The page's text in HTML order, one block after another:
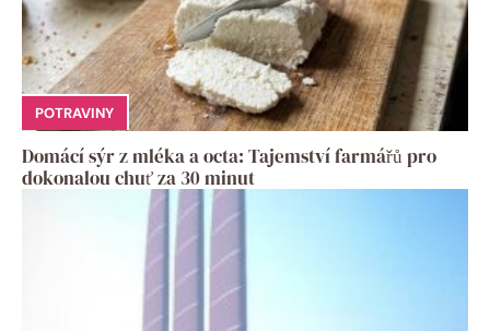
POTRAVINY
Domácí sýr z mléka a octa: Tajemství farmářů pro
dokonalou chuť za 30 minut